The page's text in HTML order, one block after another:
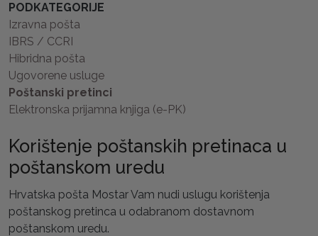
PODKATEGORIJE
Izravna pošta
IBRS / CCRI
Hibridna pošta
Ugovorene usluge
Poštanski pretinci
Elektronska prijamna knjiga (e-PK)
Korištenje poštanskih pretinaca u
poštanskom uredu
Hrvatska pošta Mostar Vam nudi uslugu korištenja
poštanskog pretinca u odabranom dostavnom
poštanskom uredu.